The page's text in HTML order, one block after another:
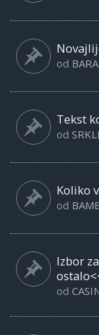
od
Tekst
od
Koliko
od
Izbor
od